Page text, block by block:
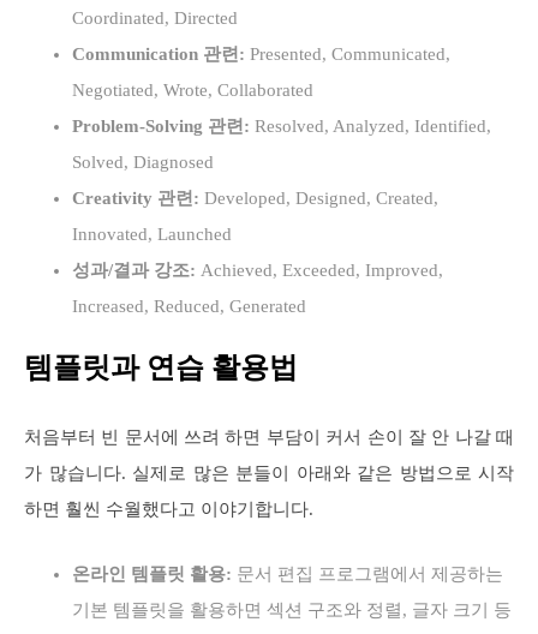
Coordinated, Directed
Communication 관련: Presented, Communicated,
Negotiated, Wrote, Collaborated
Problem-Solving 관련: Resolved, Analyzed, Identified,
Solved, Diagnosed
Creativity 관련: Developed, Designed, Created,
Innovated, Launched
성과/결과 강조: Achieved, Exceeded, Improved,
Increased, Reduced, Generated
템플릿과 연습 활용법
처음부터 빈 문서에 쓰려 하면 부담이 커서 손이 잘 안 나갈 때
가 많습니다. 실제로 많은 분들이 아래와 같은 방법으로 시작
하면 훨씬 수월했다고 이야기합니다.
온라인 템플릿 활용: 문서 편집 프로그램에서 제공하는
기본 템플릿을 활용하면 섹션 구조와 정렬, 글자 크기 등